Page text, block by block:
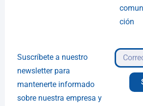
ción
Suscríbete a nuestro
newsletter para
mantenerte informado
sobre nuestra empresa y